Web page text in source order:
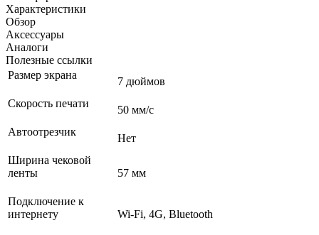
Характеристики
Обзор
Аксессуары
Аналоги
Полезные ссылки
Размер экрана
7 дюймов
Скорость печати
50 мм/c
Автоотрезчик
Нет
Ширина чековой
ленты
57 мм
Подключение к
интернету
Wi-Fi, 4G, Bluetooth